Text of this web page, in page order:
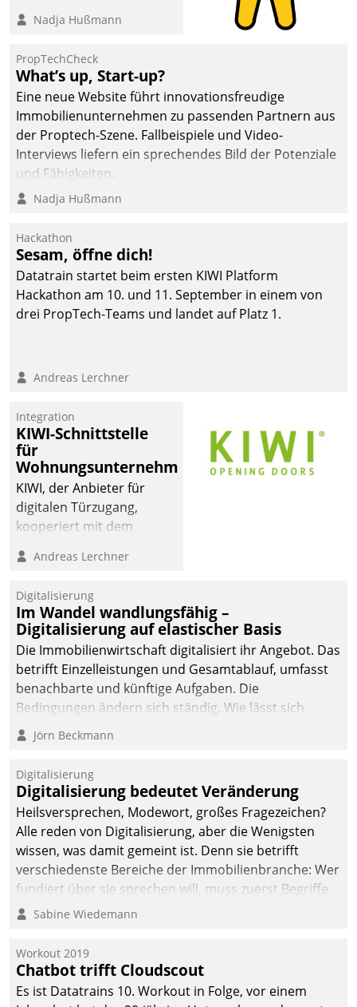
methodisch
Quartier. Dazwischen
zeigte Datatrain, was es
Neues zu bieten hat.
Nadja Hußmann
PropTechCheck
What’s up, Start-up?
Eine neue Website führt innovationsfreudige
Immobilienunternehmen zu passenden Partnern aus
der Proptech-Szene. Fallbeispiele und Video-
Interviews liefern ein sprechendes Bild der Potenziale
und Fähigkeiten.
Nadja Hußmann
Hackathon
Sesam, öffne dich!
Datatrain startet beim ersten KIWI Platform
Hackathon am 10. und 11. September in einem von
drei PropTech-Teams und landet auf Platz 1.
Andreas Lerchner
Integration
KIWI-Schnittstelle
für
Wohnungsunternehmen
KIWI, der Anbieter für
digitalen Türzugang,
kooperiert mit dem
Softwareentwicklungshaus
Andreas Lerchner
Digitalisierung
Im Wandel wandlungsfähig –
Digitalisierung auf elastischer Basis
Die Immobilienwirtschaft digitalisiert ihr Angebot. Das
betrifft Einzelleistungen und Gesamtablauf, umfasst
benachbarte und künftige Aufgaben. Die
Bedingungen ändern sich ständig. Wie lässt sich
technisch die Kontrolle wahren und zugleich Freiraum
fürs Wachsen öffnen?
Jörn Beckmann
Digitalisierung
Digitalisierung bedeutet Veränderung
Heilsversprechen, Modewort, großes Fragezeichen?
Alle reden von Digitalisierung, aber die Wenigsten
wissen, was damit gemeint ist. Denn sie betrifft
verschiedenste Bereiche der Immobilienbranche: Wer
fundiert über sie sprechen will, muss zuerst Begriffe
klären. Ein Aspekt ist die betriebliche Optimierung:
Einsparungen durch optimierte und automatisierte
Prozesse. Doch man darf nicht zu viel erwarten: Allein
mit der Einführung einer neuen Software ist es nicht
Sabine Wiedemann
Workout 2019
Chatbot trifft Cloudscout
Es ist Datatrains 10. Workout in Folge, vor einem